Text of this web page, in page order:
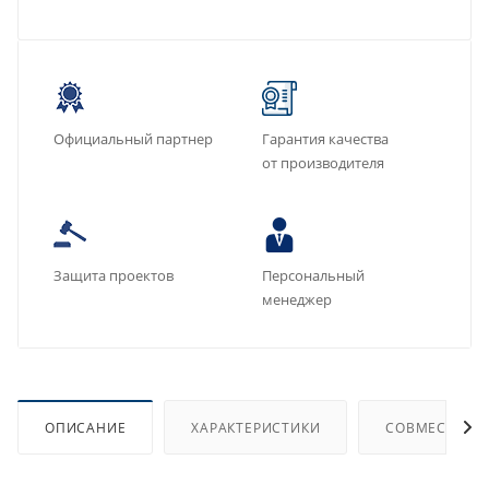
Официальный партнер
Гарантия качества
от производителя
Защита проектов
Персональный
менеджер
ОПИСАНИЕ ХАРАКТЕРИСТИКИ